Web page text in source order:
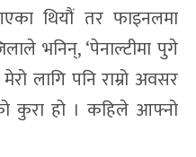
थियौं तर फाइनलमा
भनिन्, ‘पेनाल्टीमा पुगे
लागि पनि राम्रो अवसर
कुरा हो । कहिले आफ्नो